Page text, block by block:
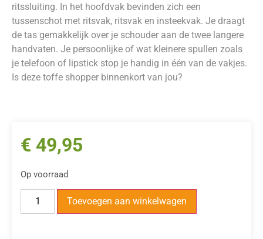
ritssluiting. In het hoofdvak bevinden zich een
tussenschot met ritsvak, ritsvak en insteekvak. Je draagt
de tas gemakkelijk over je schouder aan de twee langere
handvaten. Je persoonlijke of wat kleinere spullen zoals
je telefoon of lipstick stop je handig in één van de vakjes.
Is deze toffe shopper binnenkort van jou?
€ 49,95
Op voorraad
Toevoegen aan winkelwagen